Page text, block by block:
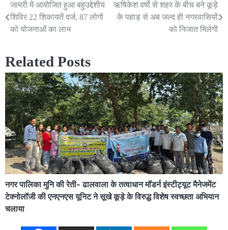
Post
navigation
जामरी में आयोजित हुआ बहुउद्देशीय
शिविर 22 शिकायतें दर्ज, 87 लोगों
को योजनाओं का लाभ
ऋषिकेश वर्षो से शहर के बीच बने कूड़े
के पहाड़ से अब जल्द ही नगरवासियों
को निजात मिलेगी
Related Posts
नगर पालिका मुनि की रेती- ढालवाला के तत्वाधान मॉडर्न इंस्टीट्यूट मैनेजमेंट
टेक्नोलॉजी की एनएनएस यूनिट ने सूखे कूड़े के विरुद्ध विशेष स्वच्छता अभियान
चलाया